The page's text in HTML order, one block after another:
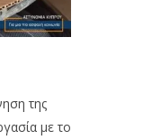
της
με το